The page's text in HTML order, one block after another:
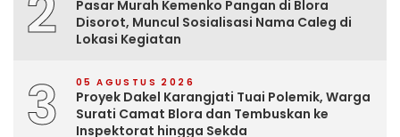
Pasar Murah Kemenko Pangan di Blora
Disorot, Muncul Sosialisasi Nama Caleg di
Lokasi Kegiatan
3 05 AGUSTUS 2026
Proyek Dakel Karangjati Tuai Polemik, Warga
Surati Camat Blora dan Tembuskan ke
Inspektorat hingga Sekda